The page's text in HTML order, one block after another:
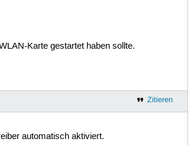
Karte gestartet haben sollte.
Zitieren
automatisch aktiviert.